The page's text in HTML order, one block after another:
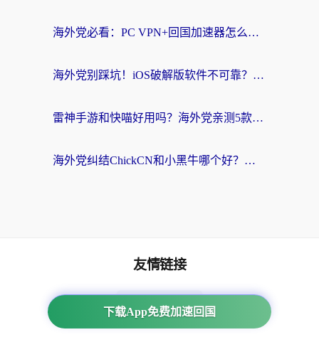
海外党必看：PC VPN+回国加速器怎么选？无缝访问国内资源全攻略
海外党别踩坑！iOS破解版软件不可靠？教你选对回国加速器无缝看国内资源
雷神手游和快喵好用吗？海外党亲测5款回国加速器，附斧牛Bling对比+微信视频号解决办法
海外党纠结ChickCN和小黑牛哪个好？一篇帮你选对回国加速器的实用指南
下载App免费加速回国
友情链接
海外回国加速器